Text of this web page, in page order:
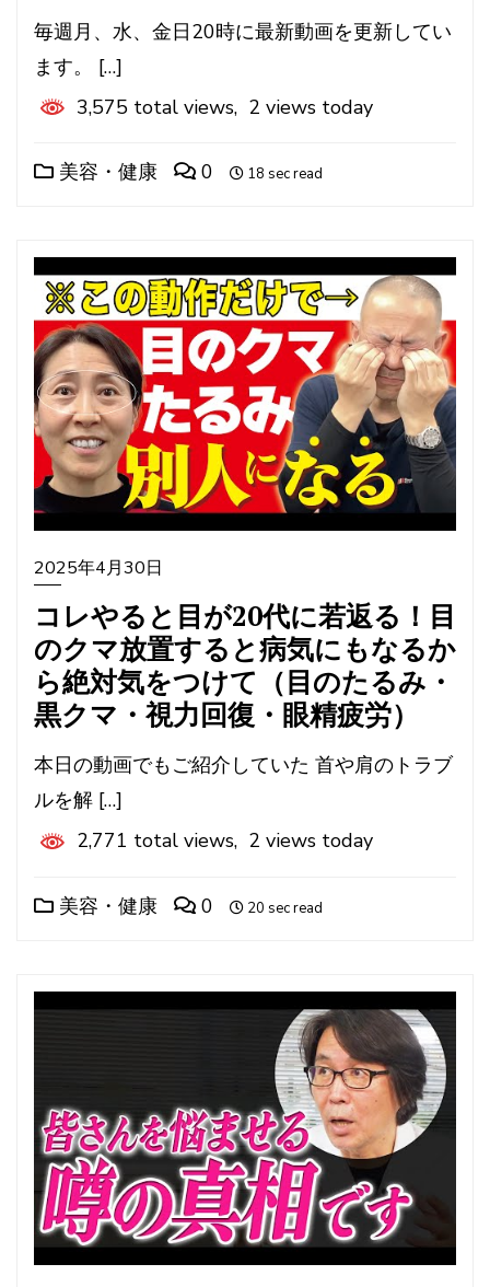
毎週月、水、金日20時に最新動画を更新してい
ます。 […]
3,575 total views, 2 views today
美容・健康 0 18 sec read
2025年4月30日
コレやると目が20代に若返る！目
のクマ放置すると病気にもなるか
ら絶対気をつけて（目のたるみ・
黒クマ・視力回復・眼精疲労）
本日の動画でもご紹介していた 首や肩のトラブ
ルを解 […]
2,771 total views, 2 views today
美容・健康 0 20 sec read